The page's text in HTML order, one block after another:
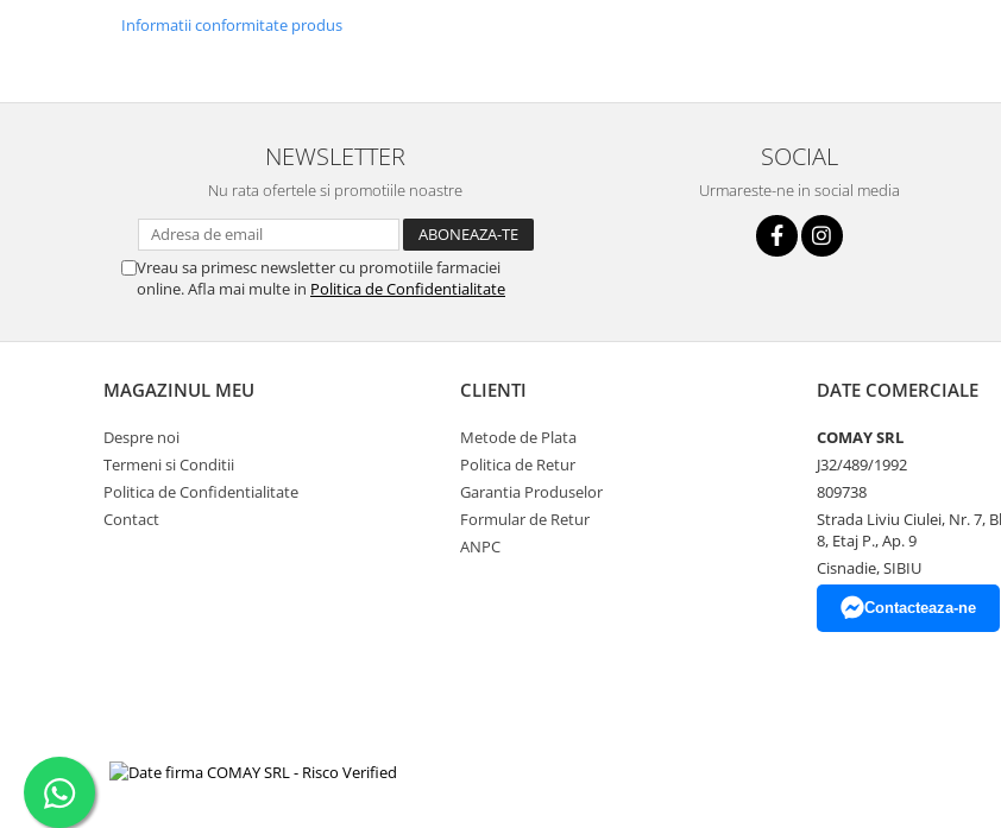
Informatii conformitate produs
NEWSLETTER
Nu rata ofertele si promotiile noastre
Vreau sa primesc newsletter cu promotiile farmaciei
online. Afla mai multe in Politica de Confidentialitate
SOCIAL
Urmareste-ne in social media
MAGAZINUL MEU
Despre noi
Termeni si Conditii
Politica de Confidentialitate
Contact
CLIENTI
Metode de Plata
Politica de Retur
Garantia Produselor
Formular de Retur
ANPC
DATE COMERCIALE
COMAY SRL
J32/489/1992
809738
Strada Liviu Ciulei, Nr. 7,
8, Etaj P., Ap. 9
Cisnadie, SIBIU
Contacteaza-ne